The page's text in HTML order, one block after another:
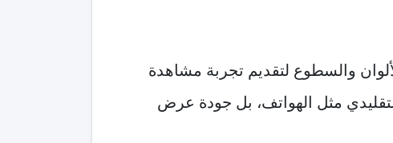
والسطوع لتقديم تجربة مشاهدة
مثل الهواتف، بل جودة عرض